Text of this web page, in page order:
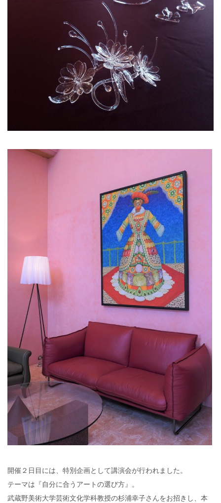
開催２日目には、特別企画として講演会が行われました。
テーマは『自分に合うアートの選び方』。
武蔵野美術大学芸術文化学科教授の杉浦幸子さんをお招きし、本